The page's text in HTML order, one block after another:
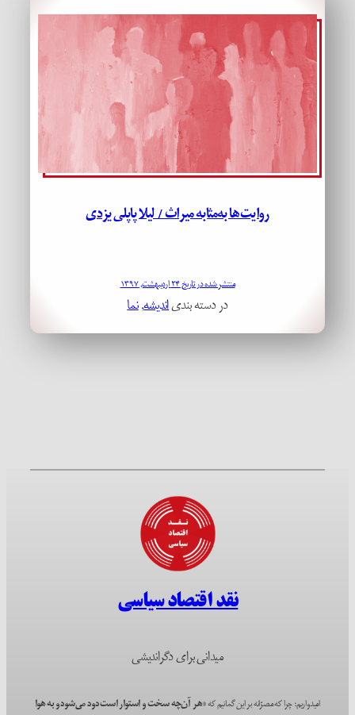
روایت‌ها به‌مثابه میراث / لیلا پاپلی یزدی
منتشر شده در تاریخ ۲۴ اردیبهشت, ۱۳۹۷
در دسته بندیاندیشه, نما
نقد اقتصاد سیاسی
میدانی برای دگراندیشی
امیدواریم؛ چرا که مصرّانه بر این گمانیم که«هر آن‌چه سخت و استوار است دود می‌شود و به هوا